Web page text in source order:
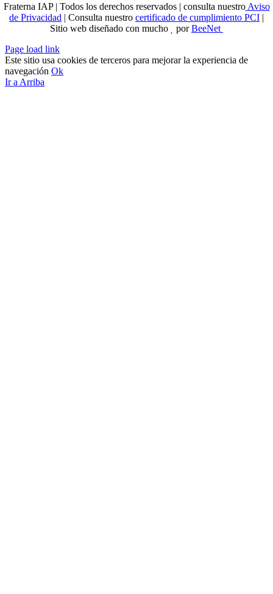
Fraterna IAP | Todos los derechos reservados | consulta nuestroAviso
de Privacidad | Consulta nuestro certificado de cumplimiento PCI |
Sitio web diseñado con mucho
porBeeNet
Page load link
Este sitio usa cookies de terceros para mejorar la experiencia de
navegación Ok
Ir a Arriba